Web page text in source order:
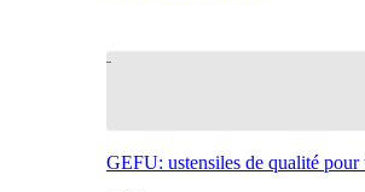
GEFU: ustensiles de qualité pour